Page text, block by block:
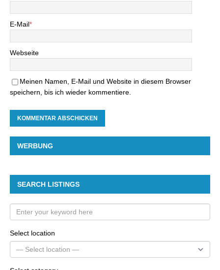
E-Mail*
Webseite
Meinen Namen, E-Mail und Website in diesem Browser
speichern, bis ich wieder kommentiere.
WERBUNG
SEARCH LISTINGS
Select location